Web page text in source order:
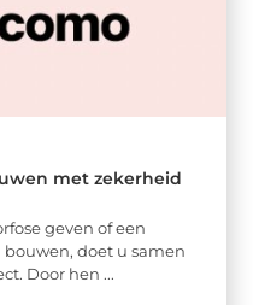
met zekerheid
geven of een
doet u samen
Door hen ...